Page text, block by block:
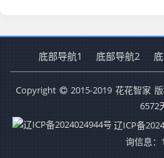
底部导航1 底部导航2
Copyright 2015-2019 花花智家
6572
辽ICP备
询信息：